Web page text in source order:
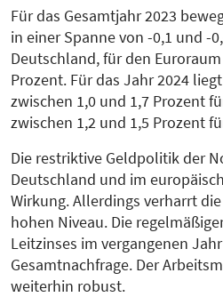
Für das Gesamtjahr 2023
in einer Spanne von -0,1 und -
Deutschland, für den
Prozent. Für das Jahr 2024
zwischen 1,0 und 1,7 Prozent
zwischen 1,2 und 1,5 Prozent
Die restriktive Geldpolitik der
Deutschland und im
Wirkung. Allerdings verharrt
hohen Niveau. Die
Leitzinses im vergangenen
Gesamtnachfrage. Der
weiterhin robust.